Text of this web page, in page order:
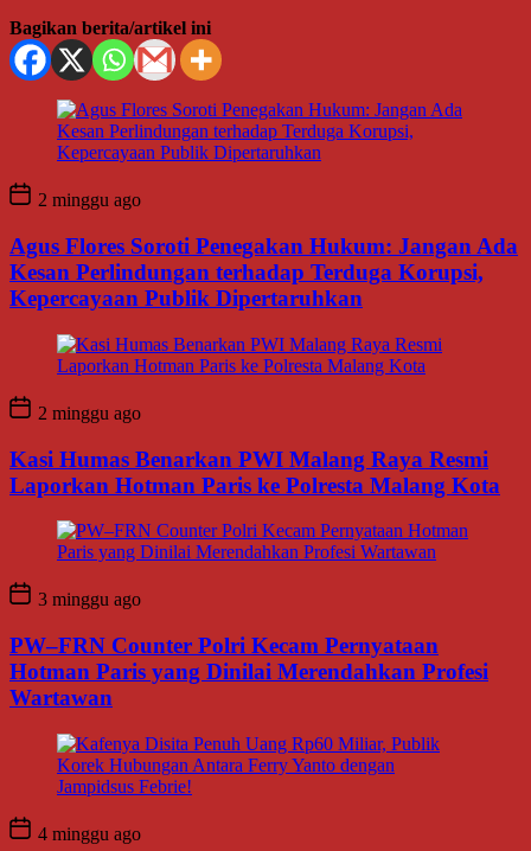
Bagikan berita/artikel ini
2 minggu ago
Agus Flores Soroti Penegakan Hukum: Jangan Ada
Kesan Perlindungan terhadap Terduga Korupsi,
Kepercayaan Publik Dipertaruhkan
2 minggu ago
Kasi Humas Benarkan PWI Malang Raya Resmi
Laporkan Hotman Paris ke Polresta Malang Kota
3 minggu ago
PW–FRN Counter Polri Kecam Pernyataan
Hotman Paris yang Dinilai Merendahkan Profesi
Wartawan
4 minggu ago